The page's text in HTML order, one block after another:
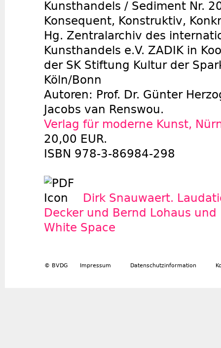
Kunsthandels / Sediment Nr.
Konsequent, Konstruktiv,
Hg. Zentralarchiv des
Kunsthandels e.V. ZADIK in
der SK Stiftung Kultur der
Köln/Bonn
Autoren: Prof. Dr. Günter
Jacobs van Renswou.
Verlag für moderne Kunst,
20,00 EUR.
ISBN 978-3-86984-298
Dirk Snauwaert.
Decker und Bernd Lohaus und
White Space
© BVDG Impressum Datenschutzinformation